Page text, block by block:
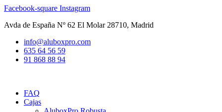
Ir
contenido
Facebook-square Instagram
Avda de España Nº 62 El Molar 28710, Madrid
info@aluboxpro.com
635 64 56 59
91 868 88 94
FAQ
Cajas